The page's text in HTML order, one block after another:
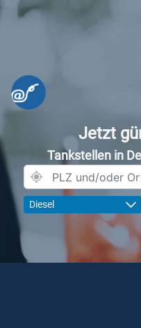
Jetzt
Tankstellen in
Diesel